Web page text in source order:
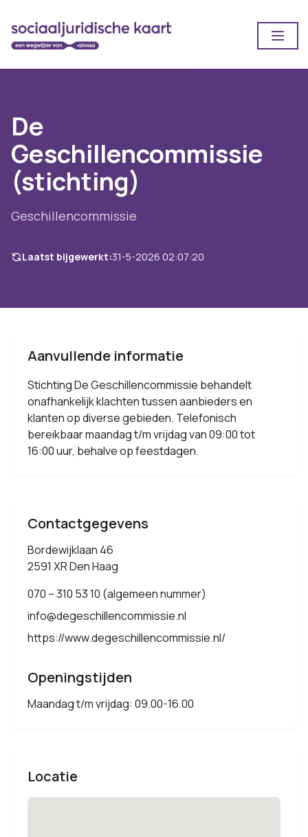
De
Geschillencommissie
(stichting)
Geschillencommissie
Laatst bijgewerkt:31-5-2026 02:07:20
Aanvullende informatie
Stichting De Geschillencommissie behandelt
onafhankelijk klachten tussen aanbieders en
klanten op diverse gebieden. Telefonisch
bereikbaar maandag t/m vrijdag van 09:00 tot
16:00 uur, behalve op feestdagen.
Contactgegevens
Bordewijklaan 46
2591 XR Den Haag
070 – 310 53 10 (algemeen nummer)
info@degeschillencommissie.nl
https://www.degeschillencommissie.nl/
Openingstijden
Maandag t/m vrijdag: 09.00-16.00
Locatie